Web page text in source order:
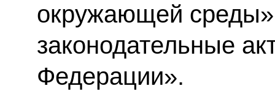
окружающей
законодательные
Федерации».